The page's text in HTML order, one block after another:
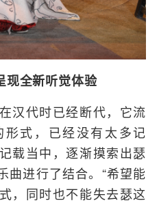
现全新听觉体验
汉代时已经断代，它流
式，已经没有太多记
载当中，逐渐摸索出瑟
曲进行了结合。“希望能
，同时也不能失去瑟这